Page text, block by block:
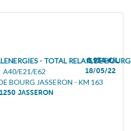
- TOTAL RELAIS DE
A40/E21/E62
BOURG JASSERON - KM 163
JASSERON
0,934 €/L
18/05/22